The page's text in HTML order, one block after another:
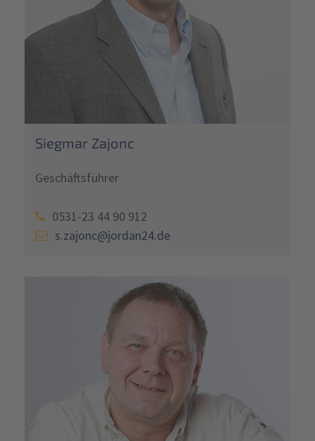
Siegmar Zajonc
Geschäftsführer
0531-23 44 90 912
s.zajonc@jordan24.de